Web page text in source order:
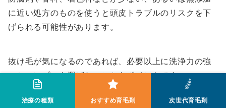
治療の種類 おすすめ育毛剤 次世代育毛剤
に近い処方のものを使うと頭皮トラブルのリスクを下
げられる可能性があります。
抜け毛が気になるのであれば、必要以上に洗浄力の強
いシャンプーを選ばないこともポイントです。